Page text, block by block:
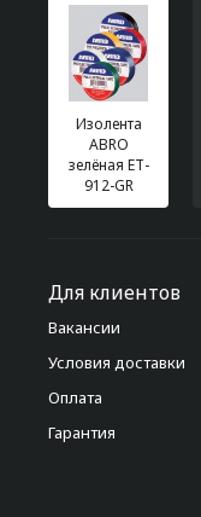
Изолента
ABRO
зелёная ET-
912-GR
Для клиентов
Вакансии
Условия доставки
Оплата
Гарантия